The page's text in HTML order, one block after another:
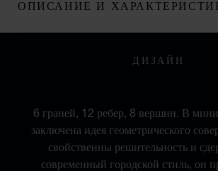
ОПИСАНИЕ И
ДИЗАЙН
6 граней, 12 ребер, 8 вершин. В
заключена идея геометрического
свойственны решительность и
современный городской стиль, он